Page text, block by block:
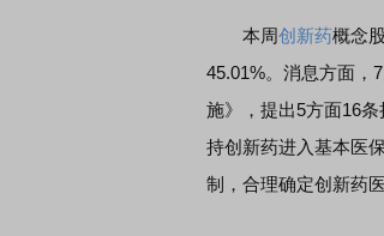
本周创新药概念
45.01%。消息方面，
施》，提出5方面16
持创新药进入基本医
制，合理确定创新药